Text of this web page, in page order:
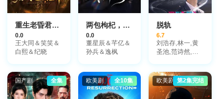
重生老昏君，看我逆转乾坤
0.0
王大同＆笑笑＆
白熙＆纪晓
两包枸杞，让我晋升了副总
0.0
董星辰＆芊亿＆
孙兵＆逸枫
脱轨
6.7
刘浩存,林一,黄
圣池,范诗然,王
国产剧 全集 欧美剧 全10集 欧美剧 第2集完结